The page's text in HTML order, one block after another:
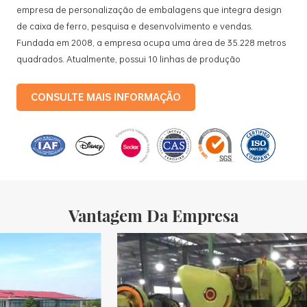
empresa de personalização de embalagens que integra design
de caixa de ferro, pesquisa e desenvolvimento e vendas.
Fundada em 2008, a empresa ocupa uma área de 35.228 metros
quadrados. Atualmente, possui 10 linhas de produção
com uma produção mensal de 3,5 milhões de caixas de ferro. Os
produtos da empresa incluem: caixas de lata de comida, caixas
promocionais para presentes e bandejas de folha-de-flandres,
etc. linhas de produção padronizadas e 15 linhas de produção
CONSULTE MAIS INFORMAÇÃO
Vantagem Da Empresa